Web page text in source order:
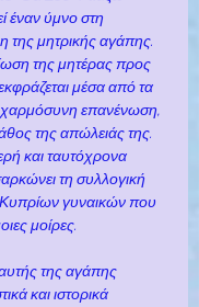
έναν ύμνο στη
της μητρικής αγάπης.
της μητέρας προς
μέσα από τα
χαρμόσυνη επανένωση,
της απώλειάς της.
και ταυτόχρονα
τη συλλογική
Κυπρίων γυναικών που
μοίρες.
της αγάπης
και ιστορικά